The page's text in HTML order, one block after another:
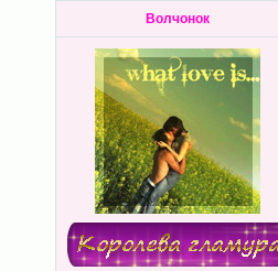
Волчонок